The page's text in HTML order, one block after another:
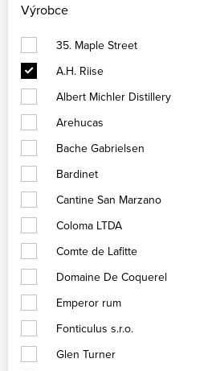
Výrobce
35. Maple Street
A.H. Riise
Albert Michler Distillery
Arehucas
Bache Gabrielsen
Bardinet
Cantine San Marzano
Coloma LTDA
Comte de Lafitte
Domaine De Coquerel
Emperor rum
Fonticulus s.r.o.
Glen Turner